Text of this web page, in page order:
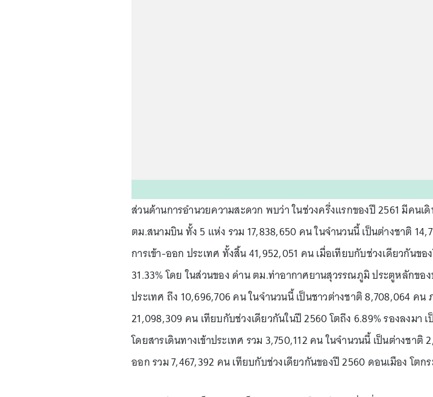
ส่วนด้านการอำนวยความสะดวก พบว่า ในช่วงครึ่งแรกของปี 2561 มีคนเ
ตม.สนามบิน ทั้ง 5 แห่ง รวม 17,838,650 คน ในจำนวนนี้ เป็นต่างชาติ
การเข้า-ออก ประเทศ ทั้งสิ้น 41,952,051 คน เมื่อเทียบกับช่วงเดียวกันขอ
31.33% โดย ในส่วนของ ด่าน ตม.ท่าอากาศยานสุวรรณภูมิ ประตูหลักของ
ประเทศ ถึง 10,696,706 คน ในจำนวนนี้ เป็นชาวต่างชาติ 8,708,064 ค
21,098,309 คน เทียบกับช่วงเดียวกันในปี 2560 โตถึง 6.89% รองลงมา
โดยสารเดินทางเข้าประเทศ รวม 3,750,112 คน ในจำนวนนี้ เป็นต่างชา
ออก รวม 7,467,392 คน เทียบกับช่วงเดียวกันของปี 2560 ดอนเมือง โตกร